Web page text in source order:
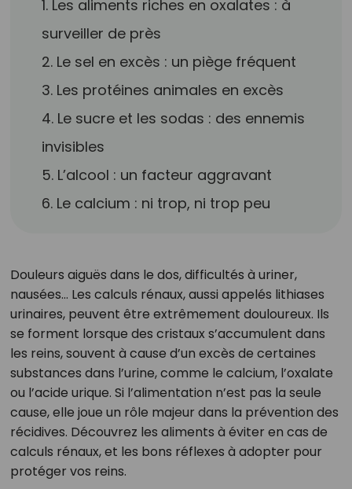
1. Les aliments riches en oxalates : à
surveiller de près
2. Le sel en excès : un piège fréquent
3. Les protéines animales en excès
4. Le sucre et les sodas : des ennemis
invisibles
5. L’alcool : un facteur aggravant
6. Le calcium : ni trop, ni trop peu
Douleurs aiguës dans le dos, difficultés à uriner,
nausées… Les calculs rénaux, aussi appelés lithiases
urinaires, peuvent être extrêmement douloureux. Ils
se forment lorsque des cristaux s’accumulent dans
les reins, souvent à cause d’un excès de certaines
substances dans l’urine, comme le calcium, l’oxalate
ou l’acide urique. Si l’alimentation n’est pas la seule
cause, elle joue un rôle majeur dans la prévention des
récidives. Découvrez les aliments à éviter en cas de
calculs rénaux, et les bons réflexes à adopter pour
protéger vos reins.